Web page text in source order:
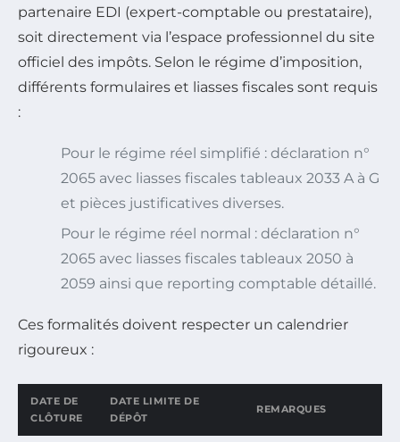
partenaire EDI (expert-comptable ou prestataire),
soit directement via l’espace professionnel du site
officiel des impôts. Selon le régime d’imposition,
différents formulaires et liasses fiscales sont requis
:
Pour le régime réel simplifié : déclaration n°
2065 avec liasses fiscales tableaux 2033 A à G
et pièces justificatives diverses.
Pour le régime réel normal : déclaration n°
2065 avec liasses fiscales tableaux 2050 à
2059 ainsi que reporting comptable détaillé.
Ces formalités doivent respecter un calendrier
rigoureux :
DATE DE
CLÔTURE
DATE LIMITE DE
DÉPÔT
REMARQUES